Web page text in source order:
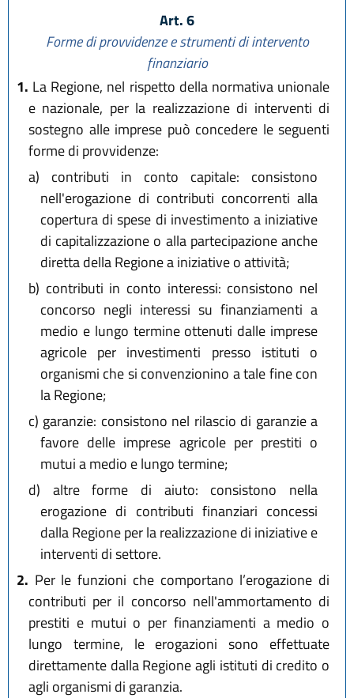
Art. 6
Forme di provvidenze e strumenti di intervento
finanziario
1. La Regione, nel rispetto della normativa unionale
e nazionale, per la realizzazione di interventi di
sostegno alle imprese può concedere le seguenti
forme di provvidenze:
a) contributi in conto capitale: consistono
nell'erogazione di contributi concorrenti alla
copertura di spese di investimento a iniziative
di capitalizzazione o alla partecipazione anche
diretta della Regione a iniziative o attività;
b) contributi in conto interessi: consistono nel
concorso negli interessi su finanziamenti a
medio e lungo termine ottenuti dalle imprese
agricole per investimenti presso istituti o
organismi che si convenzionino a tale fine con
la Regione;
c) garanzie: consistono nel rilascio di garanzie a
favore delle imprese agricole per prestiti o
mutui a medio e lungo termine;
d) altre forme di aiuto: consistono nella
erogazione di contributi finanziari concessi
dalla Regione per la realizzazione di iniziative e
interventi di settore.
2. Per le funzioni che comportano l’erogazione di
contributi per il concorso nell'ammortamento di
prestiti e mutui o per finanziamenti a medio o
lungo termine, le erogazioni sono effettuate
direttamente dalla Regione agli istituti di credito o
agli organismi di garanzia.